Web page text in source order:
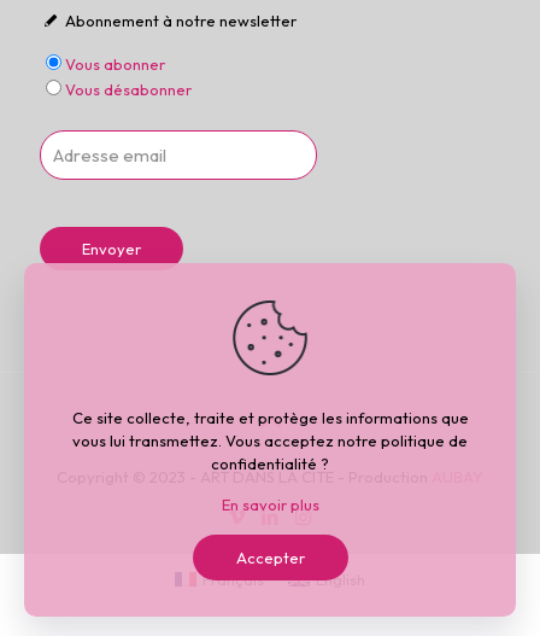
Abonnement à notre newsletter
Vous abonner
Vous désabonner
Ce site collecte, traite et protège les informations que
vous lui transmettez. Vous acceptez notre politique de
confidentialité ?
En savoir plus
Accepter
Français
English